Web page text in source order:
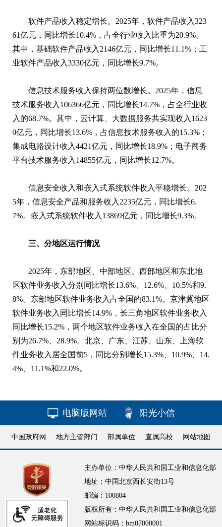
软件产品收入稳定增长。2025年，软件产品收入323
61亿元，同比增长10.4%，占全行业收入比重为20.9%。
其中，基础软件产品收入2146亿元，同比增长11.1%；工
业软件产品收入3330亿元，同比增长9.7%。
信息技术服务收入保持两位数增长。2025年，信息
技术服务收入106366亿元，同比增长14.7%，占全行业收
入的68.7%。其中，云计算、大数据服务共实现收入1623
0亿元，同比增长13.6%，占信息技术服务收入的15.3%；
集成电路设计收入4421亿元，同比增长18.9%；电子商务
平台技术服务收入14855亿元，同比增长12.7%。
信息安全收入和嵌入式系统软件收入平稳增长。202
5年，信息安全产品和服务收入2235亿元，同比增长6.
7%。嵌入式系统软件收入13869亿元，同比增长9.3%。
三、分地区运行情况
2025年，东部地区、中部地区、西部地区和东北地
区软件业务收入分别同比增长13.6%、12.6%、10.5%和9.
8%。东部地区软件业务收入占全国的83.1%。京津冀地区
软件业务收入同比增长14.9%，长三角地区软件业务收入
同比增长15.2%，两个地区软件业务收入在全国的占比分
别为26.7%、28.9%。北京、广东、江苏、山东、上海软
件业务收入居全国前5，同比分别增长15.3%、10.9%、14.
4%、11.1%和22.0%。
电脑版网站 阳光小信
中国政府网 地方主管部门 部属单位 直属高校 网站地图
主办单位：中华人民共和国工业和信息化部
地址：中国北京西长安街13号
邮编：100804
版权所有：中华人民共和国工业和信息化部
网站标识码：bm07000001